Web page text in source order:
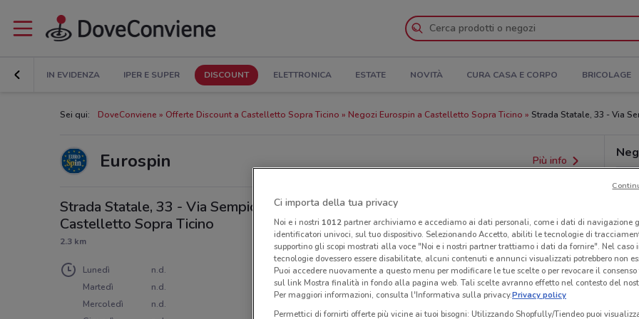
IN EVIDENZA IPER E SUPER DISCOUNT ELETTRONICA ESTATE NOVITÀ CURA CASA E CORPO BRICOLAGE
Sei qui: DoveConviene Offerte Discount a Castelletto Sopra Ticino Negozi Eurospin a Castelletto Sopra Ticino Strada Statale, 33 - Via
Eurospin Più info
Strada Statale, 33 - Via Sempione,
Castelletto Sopra Ticino
2.3 km
Lunedì
n.d.
Martedì
n.d.
Mercoledì
n.d.
Ci importa della tua privacy
Noi e i nostri 1012partner archiviamo e accediamo ai dati personali, come i dati di navigazione
identificatori univoci, sul tuo dispositivo. Selezionando Accetto, abiliti le tecnologie di
supportino gli scopi mostrati alla voce "Noi e i nostri partner trattiamo i dati da fornire". Nel caso
tecnologie dovessero essere disabilitate, alcuni contenuti e annunci visualizzati potrebbero non
Puoi accedere nuovamente a questo menu per modificare le tue scelte o per revocare il
sul link Mostra finalità in fondo alla pagina web. Tali scelte avranno effetto nel contesto del
Per maggiori informazioni, consulta l'Informativa sulla privacy.Privacy policy
Permettici di fornirti offerte più vicine ai tuoi bisogni: Utilizzando Shopfully/Tiendeo puoi